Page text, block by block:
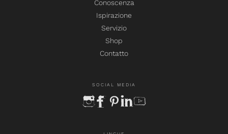
Conoscenza
Ispirazione
Servizio
Shop
Contatto
SOCIAL MEDIA
instagram
facebook
pinterest
linkedinyoutube